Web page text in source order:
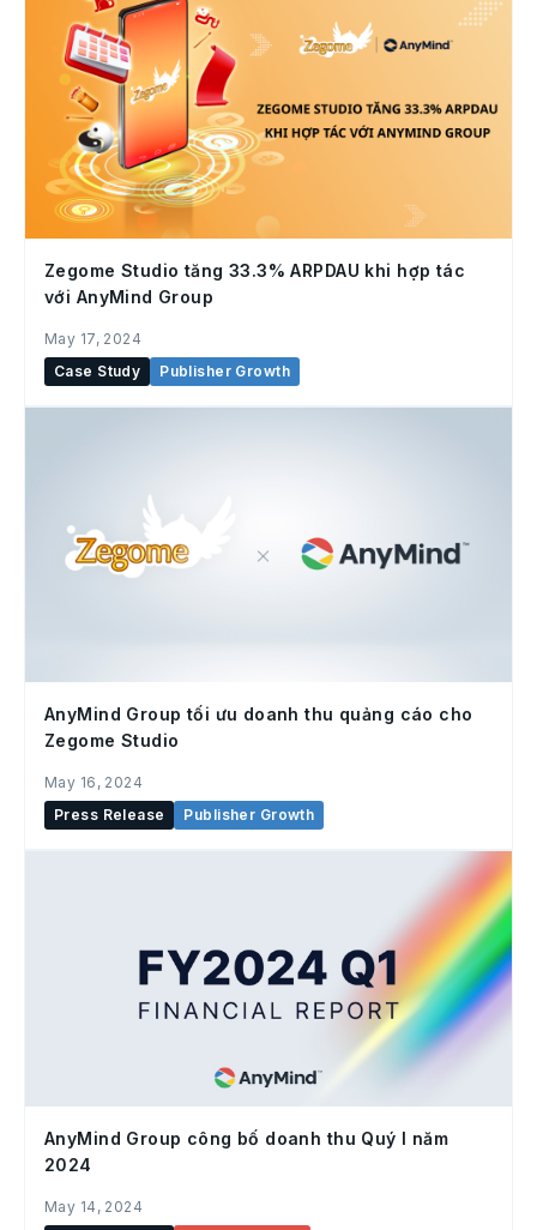
Zegome Studio tăng 33.3% ARPDAU khi hợp tác
với AnyMind Group
May 17, 2024
Case Study
Publisher Growth
AnyMind Group tối ưu doanh thu quảng cáo cho
Zegome Studio
May 16, 2024
Press Release
Publisher Growth
AnyMind Group công bố doanh thu Quý I năm
2024
May 14, 2024